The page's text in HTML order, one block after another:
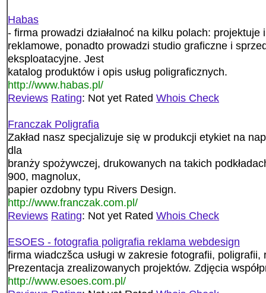
Habas
- firma prowadzi działalnoć na kilku polach:
reklamowe, ponadto prowadzi studio graficzne i
eksploatacyjne. Jest
katalog produktów i opis usług poligraficznych.
http://www.habas.pl/
Reviews Rating: Not yet Rated Whois Check
Franczak Poligrafia
Zakład nasz specjalizuje się w produkcji etykiet na
dla
branży spożywczej, drukowanych na takich
900, magnolux,
papier ozdobny typu Rivers Design.
http://www.franczak.com.pl/
Reviews Rating: Not yet Rated Whois Check
ESOES - fotografia poligrafia reklama webdesign
firma wiadczšca usługi w zakresie fotografii,
Prezentacja zrealizowanych projektów. Zdjęcia
http://www.esoes.com.pl/